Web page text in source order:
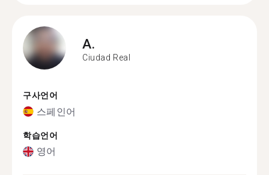
A.
Ciudad Real
구사언어
스페인어
학습언어
영어